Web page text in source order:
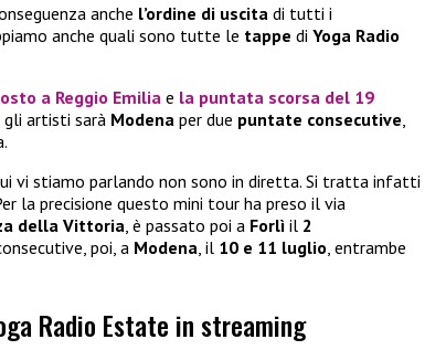
anche l’ordine di uscita di tutti i
anche quali sono tutte le tappe di Yoga Radio
a Reggio Emilia e la puntata scorsa del 19
gli artisti sarà Modena per due puntate consecutive
vi stiamo parlando non sono in diretta. Si tratta infatti
la precisione questo mini tour ha preso il via
della Vittoria , è passato poi a Forlì il 2
poi, a Modena , il 10 e 11 luglio , entrambe
Radio Estate in streaming